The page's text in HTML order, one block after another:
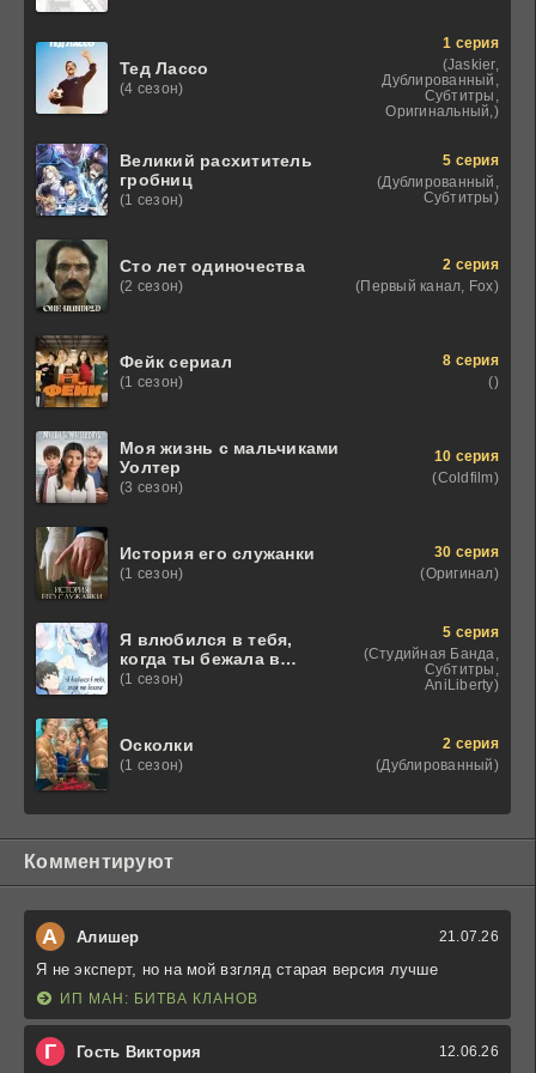
Тед Лассо
(4 сезон)
1 серия
(Jaskier,
Дублированный,
Субтитры,
Оригинальный,)
Великий расхититель
гробниц
(1 сезон)
5 серия
(Дублированный,
Субтитры)
Сто лет одиночества
(2 сезон)
2 серия
(Первый канал, Fox)
Фейк сериал
(1 сезон)
8 серия
()
Моя жизнь с мальчиками
Уолтер
(3 сезон)
10 серия
(Coldfilm)
История его служанки
(1 сезон)
30 серия
(Оригинал)
Я влюбился в тебя,
когда ты бежала в
лунной ночи
(1 сезон)
5 серия
(Студийная Банда,
Субтитры,
AniLiberty)
Осколки
(1 сезон)
2 серия
(Дублированный)
Комментируют
А Алишер 21.07.26
Я не эксперт, но на мой взгляд старая версия лучше
ИП МАН: БИТВА КЛАНОВ
Г Гость Виктория 12.06.26